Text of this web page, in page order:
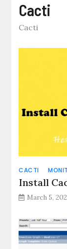
Cacti
Cacti
CACTI
Install
March 5,